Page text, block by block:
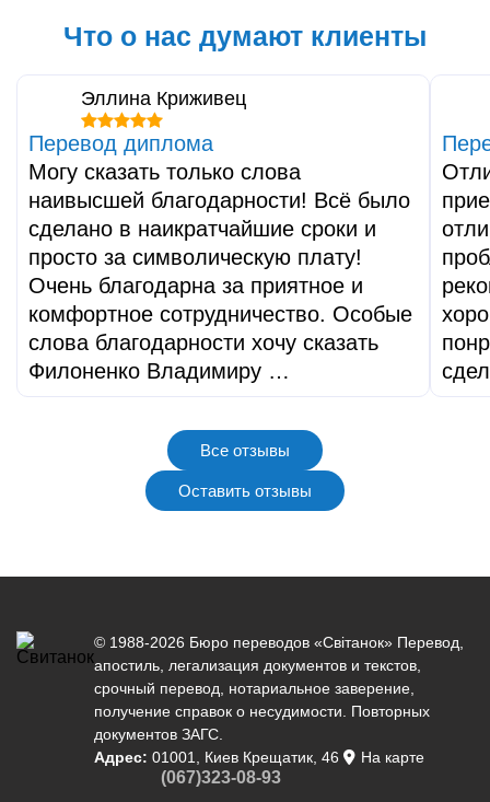
Что о нас думают клиенты
Эллина Криживец
Перевод диплома
Могу сказать только слова
наивысшей благодарности! Всё было
сделано в наикратчайшие сроки и
просто за символическую плату!
Очень благодарна за приятное и
комфортное сотрудничество. Особые
слова благодарности хочу сказать
Филоненко Владимиру …
Все отзывы
Оставить отзывы
© 1988-2026 Бюро переводов «Світанок» Перевод
апостиль легализация документов и текстов,
срочный перевод
нотариальное заверение
получение справок о несудимости. Повторных
документов ЗАГС.
Адрес: 01001, Киев Крещатик, 46 На карте
(067)323-08-93